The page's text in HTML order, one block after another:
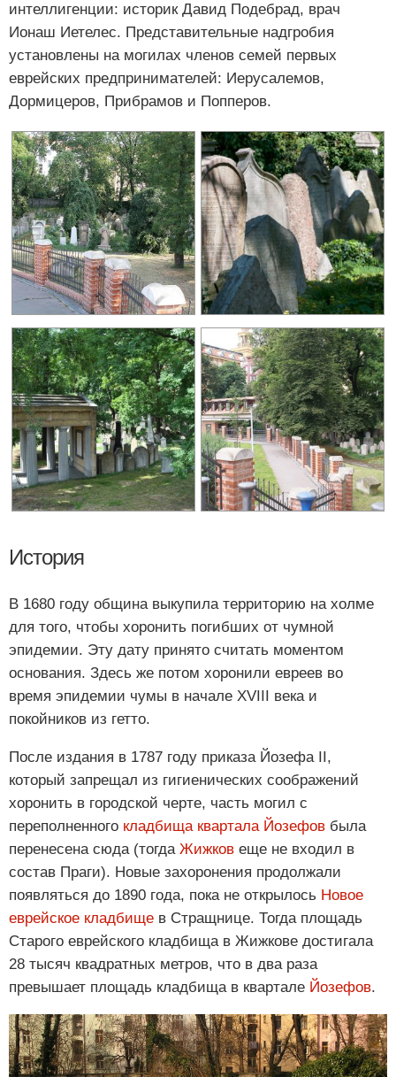
интеллигенции: историк Давид Подебрад, врач
Ионаш Иетелес. Представительные надгробия
установлены на могилах членов семей первых
еврейских предпринимателей: Иерусалемов,
Дормицеров, Прибрамов и Попперов.
История
В 1680 году община выкупила территорию на холме
для того, чтобы хоронить погибших от чумной
эпидемии. Эту дату принято считать моментом
основания. Здесь же потом хоронили евреев во
время эпидемии чумы в начале XVIII века и
покойников из гетто.
После издания в 1787 году приказа Йозефа II,
который запрещал из гигиенических соображений
хоронить в городской черте, часть могил с
переполненного кладбища квартала Йозефов была
перенесена сюда (тогда Жижков еще не входил в
состав Праги). Новые захоронения продолжали
появляться до 1890 года, пока не открылось Новое
еврейское кладбище в Стращнице. Тогда площадь
Старого еврейского кладбища в Жижкове достигала
28 тысяч квадратных метров, что в два раза
превышает площадь кладбища в квартале Йозефов.